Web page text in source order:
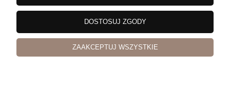
INFORMACJE
O NAS
DOSTOSUJ ZGODY
ZAAKCEPTUJ WSZYSTKIE